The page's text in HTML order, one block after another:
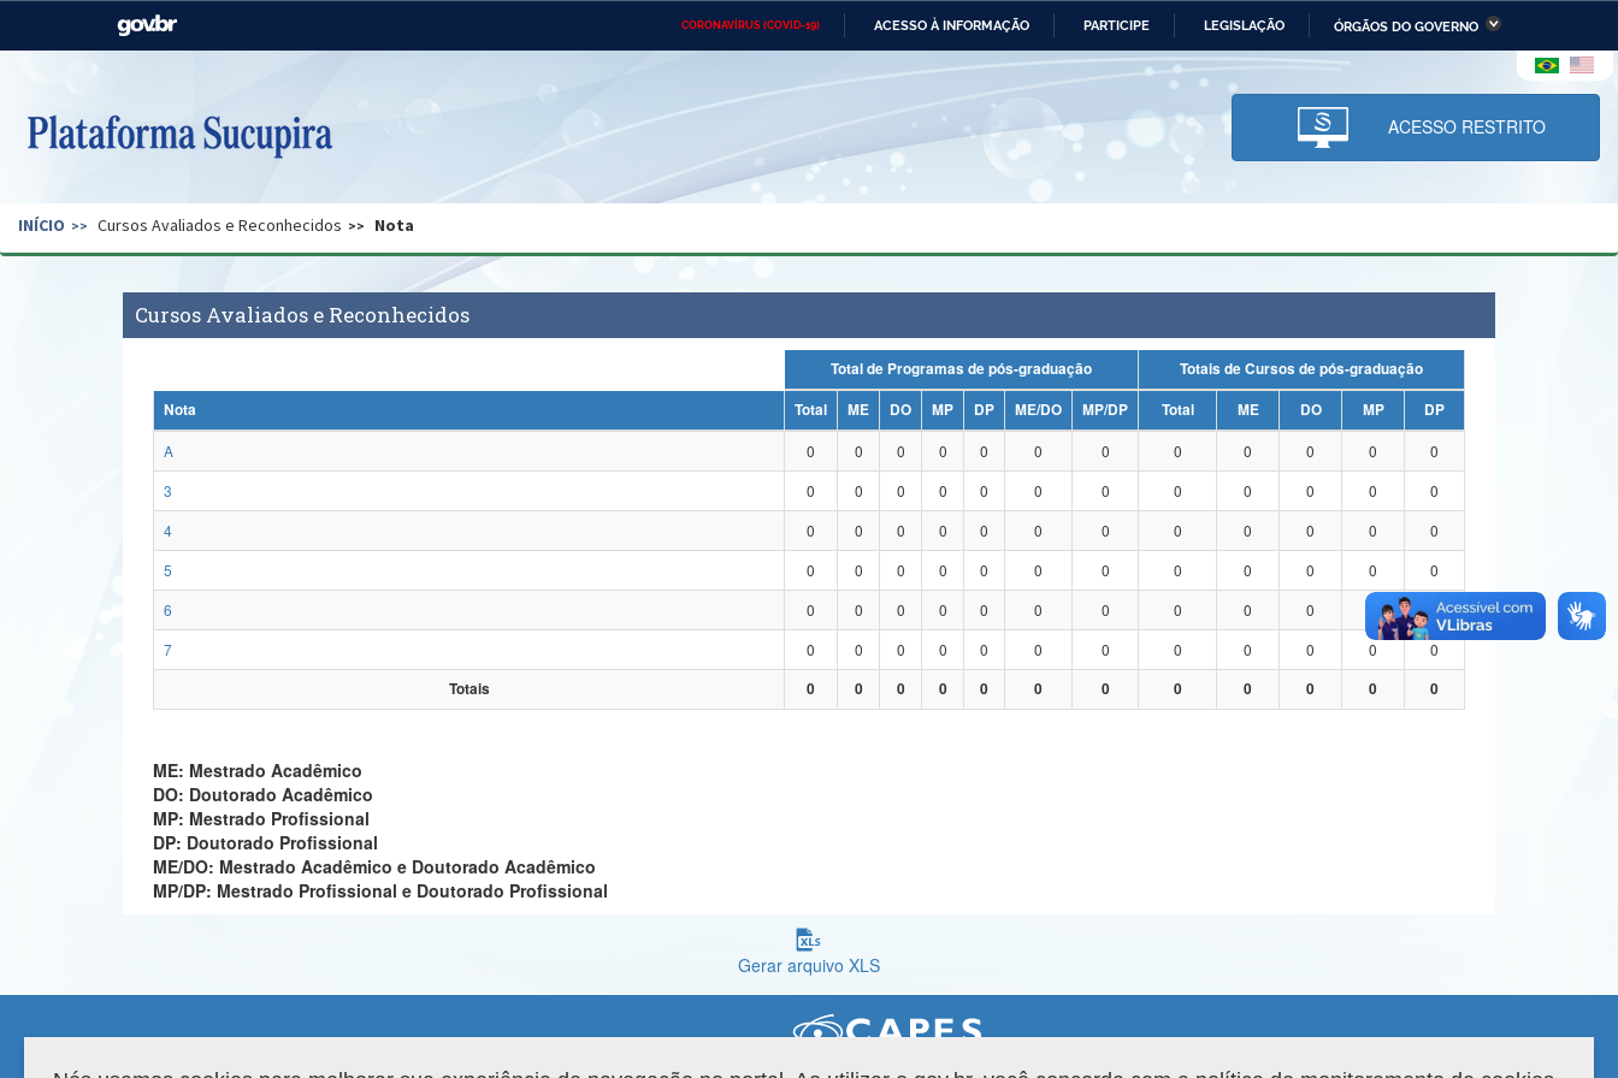
CORONAVÍRUS (COVID-19) ACESSO À INFORMAÇÃO PARTICIPE LEGISLAÇÃO ÓRGÃOS DO GOVERNO
Casa Civil Ministério das Relações Ministério da Economia Ministério da Infraestrutura
Pecuária e Abastecimento
Ministério da Ciência,
Tecnologia, Inovações e
Comunicações
Ministério do Desenvolvimento
Regional e dos Direitos Humanos
Secretaria de Governo Gabinete de Segurança Advocacia-Geral da União Banco Central do Brasil Planalto
ACESSO RESTRITO
INÍCIO Cursos Avaliados e Reconhecidos Nota
Cursos Avaliados e Reconhecidos
Total de Programas de pós-graduação
Totais de Cursos de pós-graduação
Nota
Total ME DO MP DP ME/DO MP/DP Total ME DO MP
DP
A
0 0 0 0 0 0 0 0 0 0 0
0
3
0 0 0 0 0 0 0 0 0 0 0
0
4
0 0 0 0 0 0 0 0 0 0 0
0
5
0 0 0 0 0 0 0 0 0 0 0
0
6
0 0 0 0 0 0 0 0 0 0
0
7
0 0 0 0 0 0 0 0 0 0 0
0
Totais
0 0 0 0 0 0 0 0 0 0 0 0
ME: Mestrado Acadêmico
DO: Doutorado Acadêmico
MP: Mestrado Profissional
DP: Doutorado Profissional
ME/DO: Mestrado Acadêmico e Doutorado Acadêmico
MP/DP: Mestrado Profissional e Doutorado Profissional
Gerar arquivo XLS